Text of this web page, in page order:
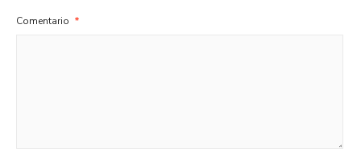
Comentario *